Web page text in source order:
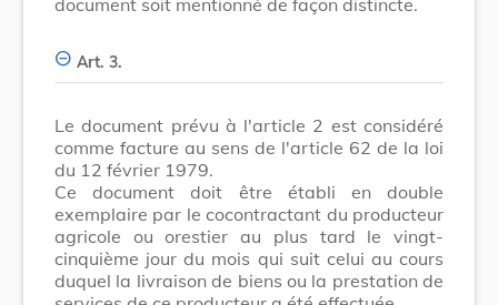
Art. 3.
Le document prévu à l'article 2 est considéré
comme facture au sens de l'article 62 de la loi
du 12 février 1979.
Ce document doit être établi en double
exemplaire par le cocontractant du producteur
agricole ou orestier au plus tard le vingt-
cinquième jour du mois qui suit celui au cours
duquel la livraison de biens ou la prestation de